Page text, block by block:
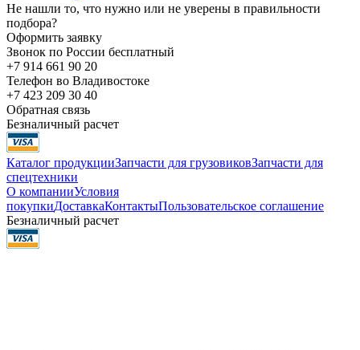
Не нашли то, что нужно или не уверены в правильности
подбора?
Оформить заявку
Звонок по России бесплатный
+7 914 661 90 20
Телефон во Владивостоке
+7 423 209 30 40
Обратная связь
Безналичный расчет
Каталог продукцииЗапчасти для грузовиковЗапчасти для
спецтехники
О компанииУсловия
покупкиДоставкаКонтактыПользовательское соглашение
Безналичный расчет